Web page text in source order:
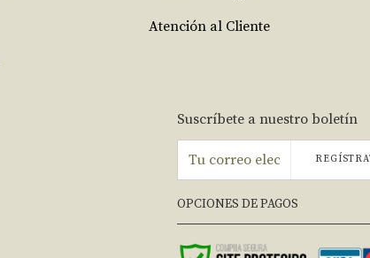
Atención al Cliente
Suscríbete a nuestro boletín
OPCIONES DE PAGOS